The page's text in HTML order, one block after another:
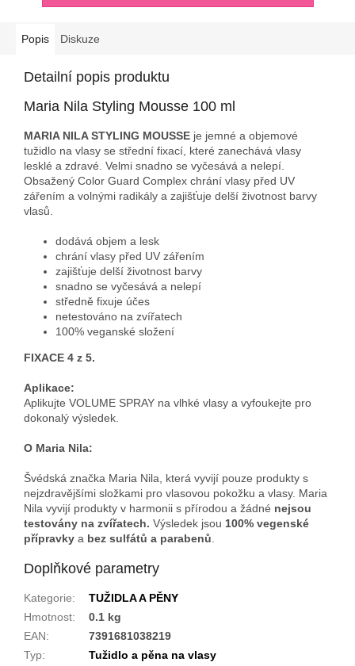
Popis Diskuze
Detailní popis produktu
Maria Nila Styling Mousse 100 ml
MARIA NILA STYLING MOUSSE je jemné a objemové
tužidlo na vlasy se střední fixací, které zanechává vlasy
lesklé a zdravé. Velmi snadno se vyčesává a nelepí.
Obsažený Color Guard Complex chrání vlasy před UV
zářením a volnými radikály a zajišťuje delší životnost barvy
vlasů.
dodává objem a lesk
chrání vlasy před UV zářením
zajišťuje delší životnost barvy
snadno se vyčesává a nelepí
středně fixuje účes
netestováno na zvířatech
100% veganské složení
FIXACE 4 z 5.
Aplikace:
Aplikujte VOLUME SPRAY na vlhké vlasy a vyfoukejte pro
dokonalý výsledek.
O Maria Nila:
Švédská značka Maria Nila, která vyvijí pouze produkty s
nejzdravějšími složkami pro vlasovou pokožku a vlasy. Maria
Nila vyvijí produkty v harmonii s přírodou a žádné nejsou
testovány na zvířatech. Výsledek jsou 100% vegenské
přípravky a bez sulfátů a parabenů
Doplňkové parametry
Kategorie:
TUŽIDLA A PĚNY
Hmotnost:
0.1 kg
EAN:
7391681038219
Typ:
Tužidlo a pěna na vlasy